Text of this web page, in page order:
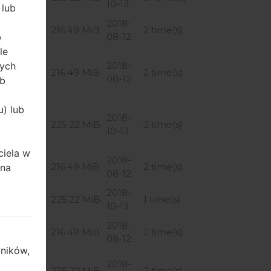
10-13
216.49 MiB
2018-
08-12
2 time(s)
216.49 MiB
2018-
08-12
2 time(s)
225.22 MiB
2018-
10-13
2 time(s)
216.49 MiB
2018-
08-12
2 time(s)
225.22 MiB
2018-
10-13
1 time(s)
216.49 MiB
2018-
08-12
2 time(s)
2018-
lub
w